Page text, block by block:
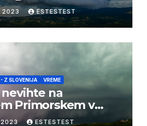
2023 ESTESTEST
Z SLOVENIJA VREME
na
Primorskem v
2023 ESTESTEST